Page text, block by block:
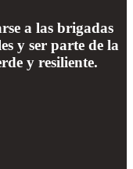
a las brigadas
y ser parte de la
y resiliente.